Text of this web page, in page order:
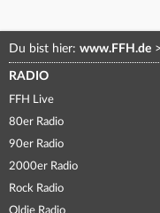
Du bist hier: www.FFH.de
RADIO
FFH Live
80er Radio
90er Radio
2000er Radio
Rock Radio
Oldie Radio